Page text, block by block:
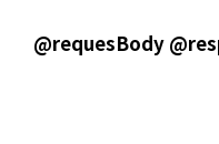
@requesBody